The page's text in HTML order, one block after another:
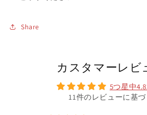
Share
カスタマーレビ
5つ星中
11件のレビューに基づ